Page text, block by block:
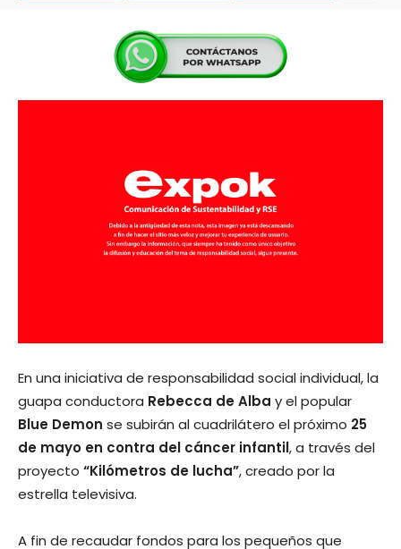
En una iniciativa de responsabilidad social individual, la
guapa conductora Rebecca de Alba y el popular
Blue Demon se subirán al cuadrilátero el próximo 25
de mayo en contra del cáncer infantil, a través del
proyecto “Kilómetros de lucha”, creado por la
estrella televisiva.
A fin de recaudar fondos para los pequeños que